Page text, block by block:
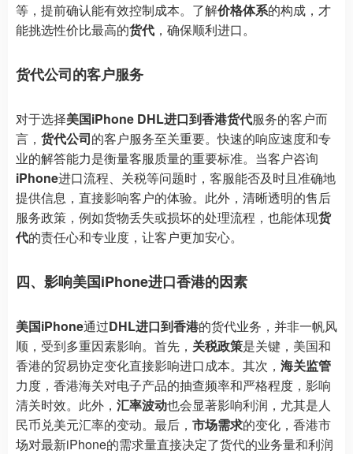
等，提前确认能有效控制成本。了解价格体系的构成，才
能挑选性价比最高的货代 ，确保顺利进口。
货代公司的客户服务
对于选择美国iPhone DHL进口到香港货代服务的客户而
言， 货代公司的客户服务至关重要。快速的响应速度和专
业的解答能力是衡量客服质量的重要标准。当客户咨询
iPhone进口流程、关税等问题时，客服能否及时且准确地
提供信息，直接影响客户的体验。此外，清晰透明的售后
服务政策，例如货物丢失或损坏的处理流程，也能体现货
代的责任心和专业度，让客户更加安心。
四、影响美国iPhone进口香港的因素
美国iPhone通过DHL进口到香港的货代业务，并非一帆风
顺，受到多重因素影响。首先， 关税政策是关键，美国和
香港的贸易协定变化直接影响进口成本。其次， 海关监管
力度，香港海关对电子产品的抽查频率和严格程度，影响
清关时效。此外， 汇率波动也会显著影响利润，尤其是人
民币兑美元汇率的变动。最后， 市场需求的变化，香港市
场对最新iPhone的需求量直接决定了货代的业务量和利润